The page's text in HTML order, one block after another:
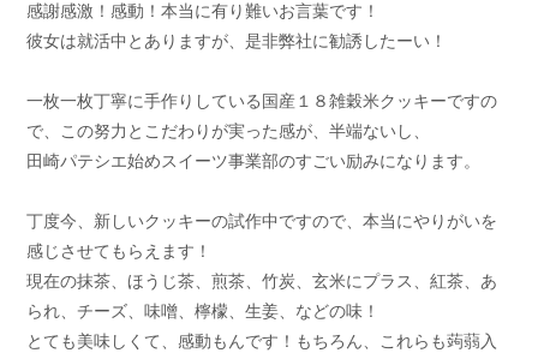
感謝感激！感動！本当に有り難いお言葉です！
彼女は就活中とありますが、是非弊社に勧誘したーい！
一枚一枚丁寧に手作りしている国産１８雑穀米クッキーですの
で、この努力とこだわりが実った感が、半端ないし、
田崎パテシエ始めスイーツ事業部のすごい励みになります。
丁度今、新しいクッキーの試作中ですので、本当にやりがいを
感じさせてもらえます！
現在の抹茶、ほうじ茶、煎茶、竹炭、玄米にプラス、紅茶、あ
られ、チーズ、味噌、檸檬、生姜、などの味！
とても美味しくて、感動もんです！もちろん、これらも蒟蒻入